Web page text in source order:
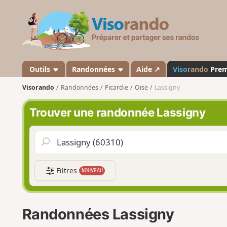
s
a
n
o
Outils Randonnées Aide ↗ Visorando
Visorando Randonnées Picardie Oise Lassigny
Trouver une randonnée Lassigny
Filtres NOUVEAU
Randonnées Lassigny